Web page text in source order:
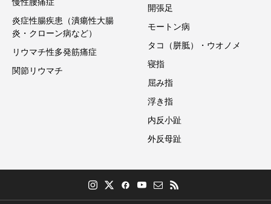
炎症性腸疾患（潰瘍性大腸
炎・クローン病など）
リウマチ性多発筋痛症
関節リウマチ
開張足
モートン病
タコ（胼胝）・ウオノメ
寝指
屈み指
浮き指
内反小趾
外反母趾